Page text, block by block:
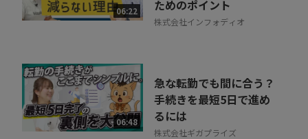
06:22
ためのポイント
株式会社インフォディオ
06:48
急な転勤でも間に合う？
手続きを最短5日で進め
るには
株式会社ギガプライズ